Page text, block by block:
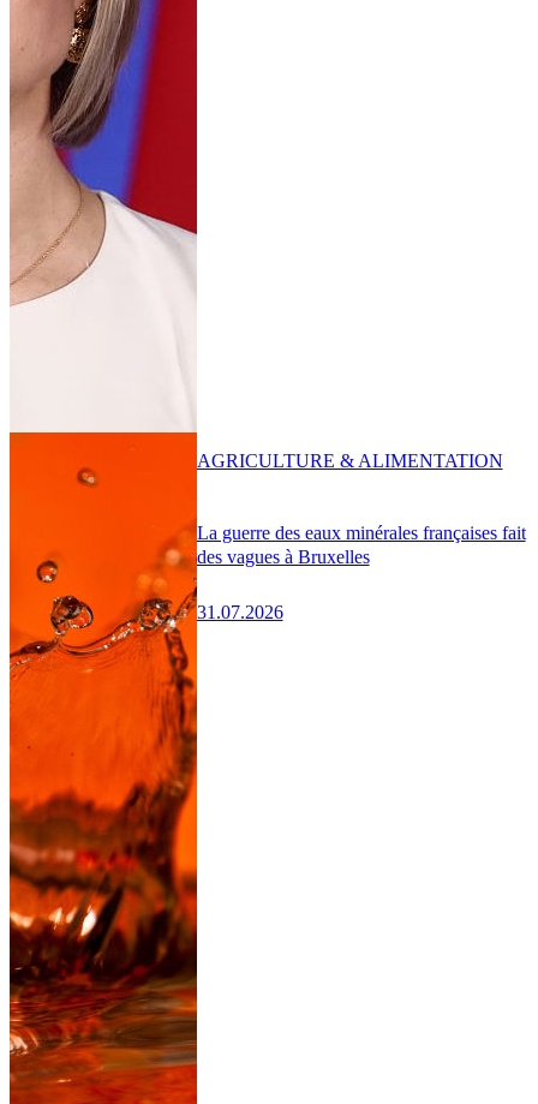
La guerre des eaux minérales françaises fait
des vagues à Bruxelles
31.07.2026
AGRICULTURE & ALIMENTATION